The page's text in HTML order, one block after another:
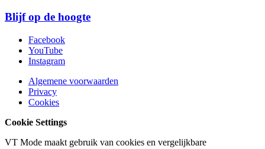
Blijf op de hoogte
Facebook
YouTube
Instagram
Algemene voorwaarden
Privacy
Cookies
Cookie Settings
VT Mode maakt gebruik van cookies en vergelijkbare